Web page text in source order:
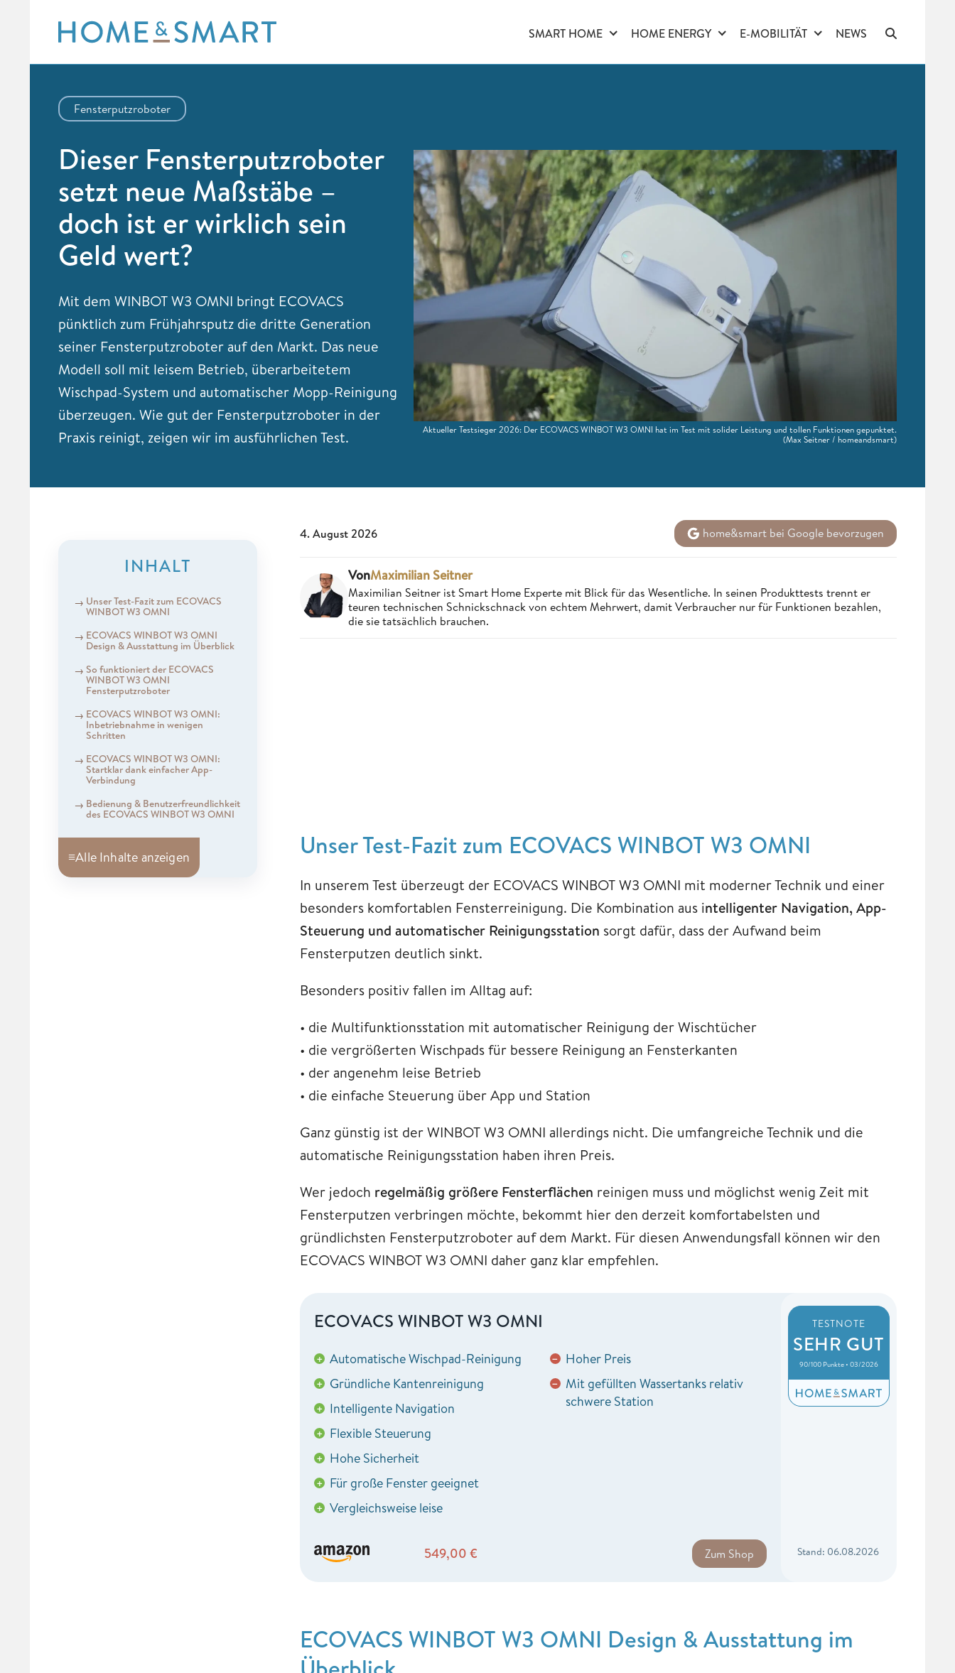
content
SMART HOME HOME ENERGY E-MOBILITÄT NEWS
Fensterputzroboter
Dieser Fensterputzroboter
setzt neue Maßstäbe –
doch ist er wirklich sein
Geld wert?
Mit dem WINBOT W3 OMNI bringt ECOVACS
pünktlich zum Frühjahrsputz die dritte Generation
seiner Fensterputzroboter auf den Markt. Das neue
Modell soll mit leisem Betrieb, überarbeitetem
Wischpad-System und automatischer Mopp-Reinigung
überzeugen. Wie gut der Fensterputzroboter in der
Praxis reinigt, zeigen wir im ausführlichen Test.
Aktueller Testsieger 2026: Der ECOVACS WINBOT W3 OMNI hat im Test mit solider Leistung und tollen Funktionen gepunktet.
(Max Seitner / homeandsmart)
INHALT
Unser Test-Fazit zum ECOVACS
WINBOT W3 OMNI
ECOVACS WINBOT W3 OMNI
Design & Ausstattung im Überblick
So funktioniert der ECOVACS
WINBOT W3 OMNI
Fensterputzroboter
ECOVACS WINBOT W3 OMNI:
Inbetriebnahme in wenigen
Schritten
ECOVACS WINBOT W3 OMNI:
Startklar dank einfacher App-
Verbindung
Bedienung & Benutzerfreundlichkeit
des ECOVACS WINBOT W3 OMNI
≡Alle Inhalte anzeigen
4. August 2026 home&smart bei Google bevorzugen
VonMaximilian Seitner
Maximilian Seitner ist Smart Home Experte mit Blick für das Wesentliche. In seinen Produkttests trennt er
teuren technischen Schnickschnack von echtem Mehrwert, damit Verbraucher nur für Funktionen bezahlen,
die sie tatsächlich brauchen.
Unser Test-Fazit zum ECOVACS WINBOT W3 OMNI
In unserem Test überzeugt der ECOVACS WINBOT W3 OMNI mit moderner Technik und einer
besonders komfortablen Fensterreinigung. Die Kombination aus intelligenter Navigation, App-
Steuerung und automatischer Reinigungsstation sorgt dafür, dass der Aufwand beim
Fensterputzen deutlich sinkt.
Besonders positiv fallen im Alltag auf:
• die Multifunktionsstation mit automatischer Reinigung der Wischtücher
• die vergrößerten Wischpads für bessere Reinigung an Fensterkanten
• der angenehm leise Betrieb
• die einfache Steuerung über App und Station
Ganz günstig ist der WINBOT W3 OMNI allerdings nicht. Die umfangreiche Technik und die
automatische Reinigungsstation haben ihren Preis.
Wer jedoch regelmäßig größere Fensterflächen reinigen muss und möglichst wenig Zeit mit
Fensterputzen verbringen möchte, bekommt hier den derzeit komfortabelsten und
gründlichsten Fensterputzroboter auf dem Markt. Für diesen Anwendungsfall können wir den
ECOVACS WINBOT W3 OMNI daher ganz klar empfehlen.
ECOVACS WINBOT W3 OMNI
+ Automatische Wischpad-Reinigung
+ Gründliche Kantenreinigung
+ Intelligente Navigation
+ Flexible Steuerung
+ Hohe Sicherheit
+ Für große Fenster geeignet
+ Vergleichsweise leise
− Hoher Preis
− Mit gefüllten Wassertanks relativ
schwere Station
549,00 € Zum Shop
TESTNOTE
SEHR GUT
90/100 Punkte • 03/2026
Stand: 06.08.2026
ECOVACS WINBOT W3 OMNI Design & Ausstattung im